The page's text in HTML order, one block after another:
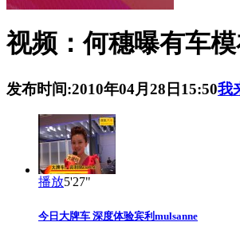
视频：何穗曝有车
发布时间:2010年04月28日15:50我
播放5'27"
今日大牌车 深度体验宾利mulsanne